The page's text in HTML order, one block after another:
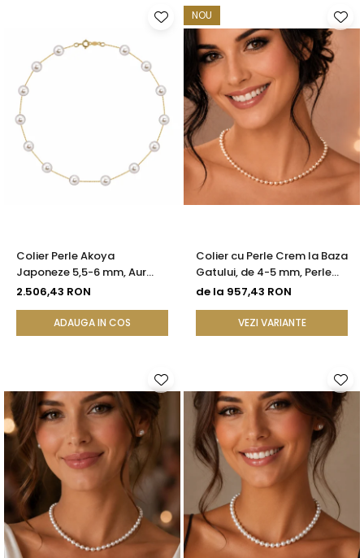
Colier Perle Akoya
Japoneze 5,5-6 mm, Aur
Galben 14K | KASKADDA®
2.506,43 RON
ADAUGA IN COS
NOU
Colier cu Perle Crem la Baza
Gatului, de 4-5 mm, Perle
Rare, Calitate AAA+, Aur 14K
de la 957,43 RON
VEZI VARIANTE